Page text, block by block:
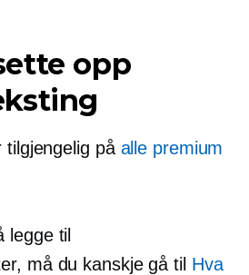
opp
tilgjengelig på alle premium
legge til
må du kanskje gå til Hva